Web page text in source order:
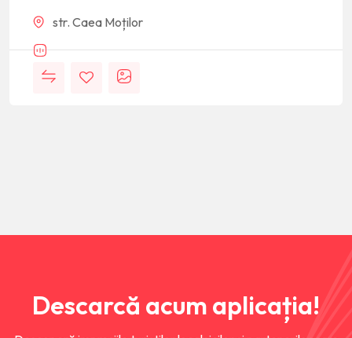
str. Caea Moților
Descarcă acum aplicația!